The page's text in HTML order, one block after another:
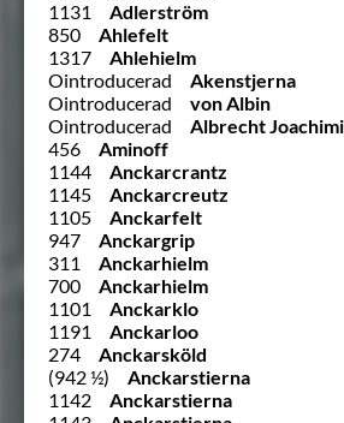
1131
Adlerström
850
Ahlefelt
1317
Ahlehielm
Ointroducerad
Akenstjerna
Ointroducerad
von Albin
Ointroducerad
Albrecht
456
Aminoff
1144
Anckarcrantz
1145
Anckarcreutz
1105
Anckarfelt
947
Anckargrip
311
Anckarhielm
700
Anckarhielm
1101
Anckarklo
1191
Anckarloo
274
Anckarsköld
(942 ½)
Anckarstierna
1142
Anckarstierna